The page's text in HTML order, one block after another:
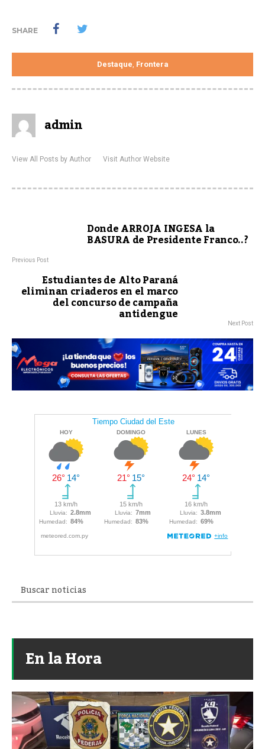
SHARE
Destaque, Frontera
admin
View All Posts by Author Visit Author Website
Donde ARROJA INGESA la
BASURA de Presidente Franco..?
Previous Post
Estudiantes de Alto Paraná
eliminan criaderos en el marco
del concurso de campaña
antidengue Next Post
En la Hora